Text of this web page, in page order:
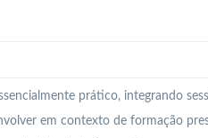
prático, integrando
em contexto de formação